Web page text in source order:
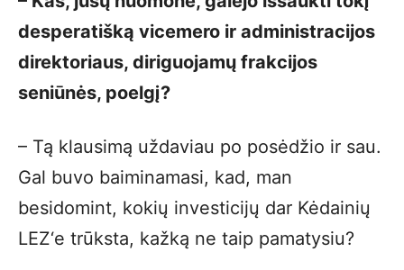
desperatišką vicemero ir administracijos
direktoriaus, diriguojamų frakcijos
seniūnės, poelgį?
– Tą klausimą uždaviau po posėdžio ir sau.
Gal buvo baiminamasi, kad, man
besidomint, kokių investicijų dar Kėdainių
LEZ‘e trūksta, kažką ne taip pamatysiu?